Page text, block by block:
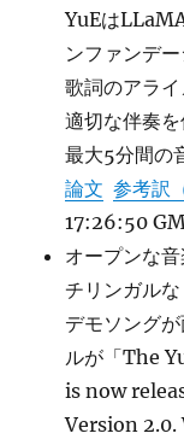
Case
Study
on
Hesitancy
に
YuEは
ンファンデ
歌詞のアラ
適切な伴奏
最大5分間の
論文 参考訳
17:26:50
オープンな
チリンガル
デモソング
ルが「The
is now
Version